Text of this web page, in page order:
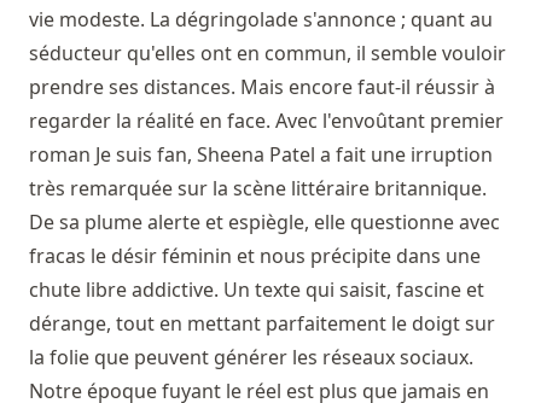
vie modeste. La dégringolade s'annonce ; quant au
séducteur qu'elles ont en commun, il semble vouloir
prendre ses distances. Mais encore faut-il réussir à
regarder la réalité en face. Avec l'envoûtant premier
roman Je suis fan, Sheena Patel a fait une irruption
très remarquée sur la scène littéraire britannique.
De sa plume alerte et espiègle, elle questionne avec
fracas le désir féminin et nous précipite dans une
chute libre addictive. Un texte qui saisit, fascine et
dérange, tout en mettant parfaitement le doigt sur
la folie que peuvent générer les réseaux sociaux.
Notre époque fuyant le réel est plus que jamais en